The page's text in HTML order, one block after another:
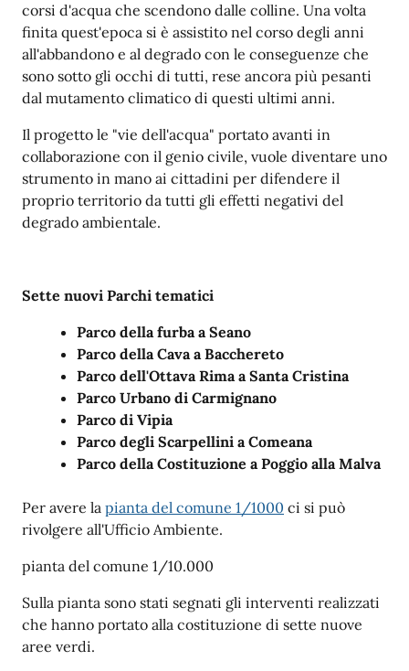
corsi d'acqua che scendono dalle colline. Una volta
finita quest'epoca si è assistito nel corso degli anni
all'abbandono e al degrado con le conseguenze che
sono sotto gli occhi di tutti, rese ancora più pesanti
dal mutamento climatico di questi ultimi anni.
Il progetto le "vie dell'acqua" portato avanti in
collaborazione con il genio civile, vuole diventare uno
strumento in mano ai cittadini per difendere il
proprio territorio da tutti gli effetti negativi del
degrado ambientale.
Sette nuovi Parchi tematici
Parco della furba a Seano
Parco della Cava a Bacchereto
Parco dell'Ottava Rima a Santa Cristina
Parco Urbano di Carmignano
Parco di Vipia
Parco degli Scarpellini a Comeana
Parco della Costituzione a Poggio alla Malva
Per avere la pianta del comune 1/1000 ci si può
rivolgere all'Ufficio Ambiente.
pianta del comune 1/10.000
Sulla pianta sono stati segnati gli interventi realizzati
che hanno portato alla costituzione di sette nuove
aree verdi.